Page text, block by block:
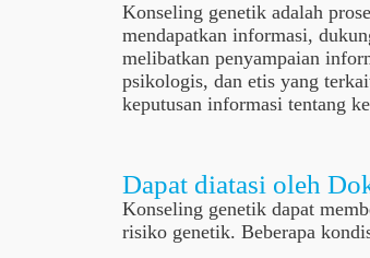
Konseling genetik adalah
mendapatkan informasi,
melibatkan penyampaian
psikologis, dan etis yang
keputusan informasi tentang
Dapat diatasi oleh
Konseling genetik dapat
risiko genetik. Beberapa